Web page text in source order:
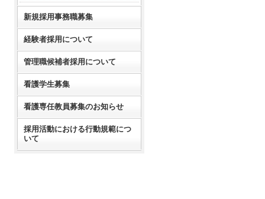
新規採用事務職募集
経験者採用について
管理職候補者採用について
看護学生募集
看護専任教員募集のお知らせ
採用活動における行動規範につ
いて